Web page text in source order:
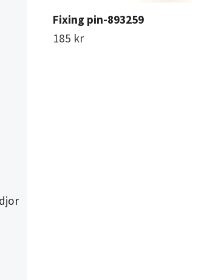
Fixing pin-893259
185 kr